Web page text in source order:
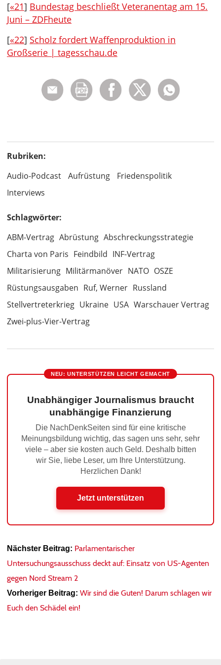
[«21] Bundestag beschließt Veteranentag am 15.
Juni – ZDFheute
[«22] Scholz fordert Waffenproduktion in
Großserie | tagesschau.de
Rubriken:
Audio-Podcast
Aufrüstung
Friedenspolitik
Interviews
Schlagwörter:
ABM-Vertrag Abrüstung Abschreckungsstrategie
Charta von Paris Feindbild INF-Vertrag
Militarisierung Militärmanöver NATO OSZE
Rüstungsausgaben Ruf, Werner Russland
Stellvertreterkrieg Ukraine USA Warschauer Vertrag
Zwei-plus-Vier-Vertrag
NEU: UNTERSTÜTZEN LEICHT GEMACHT
Unabhängiger Journalismus braucht
unabhängige Finanzierung
Die NachDenkSeiten sind für eine kritische
Meinungsbildung wichtig, das sagen uns sehr, sehr
viele – aber sie kosten auch Geld. Deshalb bitten
wir Sie, liebe Leser, um Ihre Unterstützung.
Herzlichen Dank!
Jetzt unterstützen
Nächster Beitrag: Parlamentarischer
Untersuchungsausschuss deckt auf: Einsatz von US-Agenten
gegen Nord Stream 2
Vorheriger Beitrag: Wir sind die Guten! Darum schlagen wir
Euch den Schädel ein!